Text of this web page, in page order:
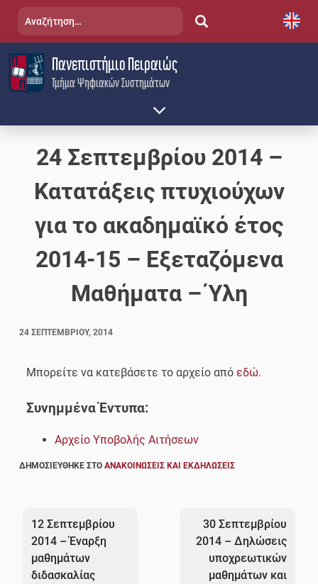
content
Τμήμα Ψηφιακών Συστημάτων
Πανεπιστήμιο Πειραιώς
Αναζήτηση
24 Σεπτεμβρίου 2014 –
Κατατάξεις πτυχιούχων
για το ακαδημαϊκό έτος
2014-15 – Εξεταζόμενα
Μαθήματα – Ύλη
24 ΣΕΠΤΕΜΒΡΊΟΥ, 2014
Μπορείτε να κατεβάσετε το αρχείο απόεδώ.
Συνημμένα Έντυπα:
Αρχείο Υποβολής Αιτήσεων
ΔΗΜΟΣΙΕΎΘΗΚΕ ΣΤΟΑΝΑΚΟΙΝΏΣΕΙΣ ΚΑΙ ΕΚΔΗΛΏΣΕΙΣ
άρθρων
12 Σεπτεμβρίου
2014 – Έναρξη
μαθημάτων
διδασκαλίας
30 Σεπτεμβρίου
2014 – Δηλώσεις
υποχρεωτικών
μαθημάτων και